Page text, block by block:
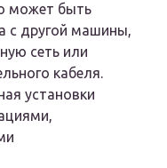
может быть
с другой машины,
сеть или
кабеля.
установки